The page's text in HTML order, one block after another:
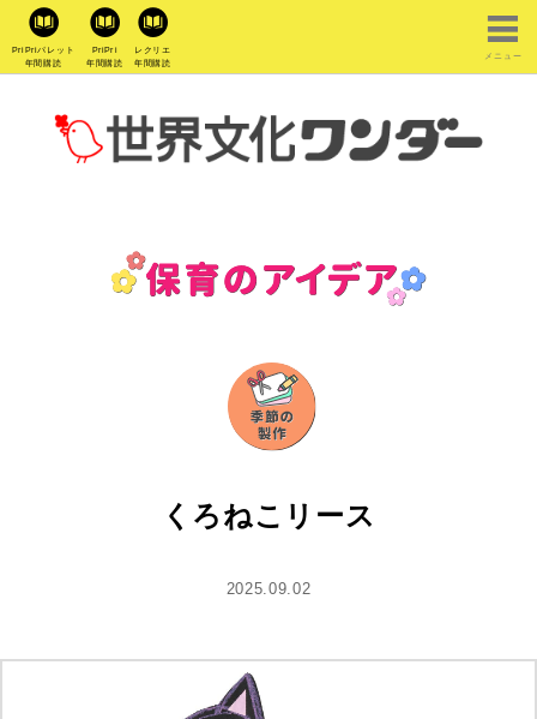
PriPriパレット
年間購読
PriPri
年間購読
レクリエ
年間購読
メニュー
くろねこリース
2025.09.02